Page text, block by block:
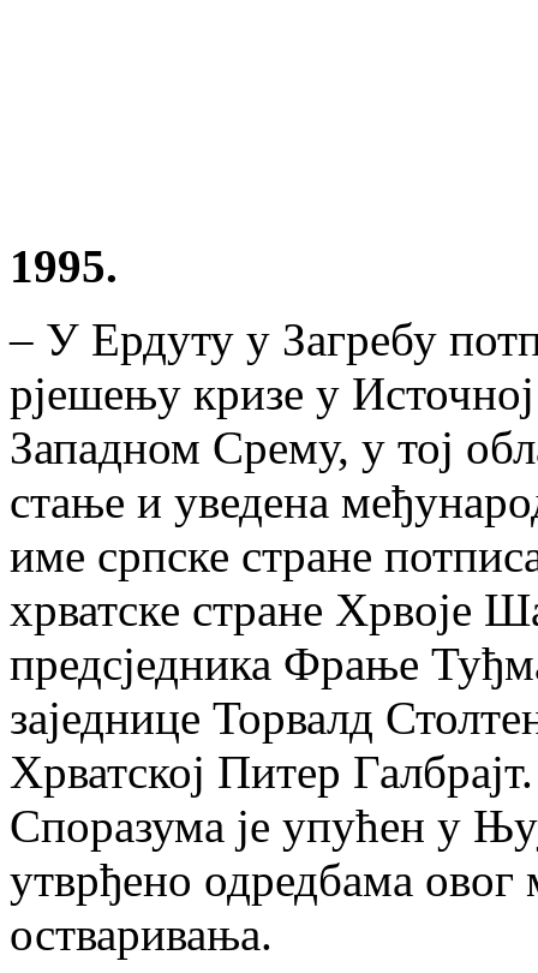
1995.
– У Ердуту у Загребу
рјешењу кризе у
Западном Срему, у тој
стање и уведена
име српске стране
хрватске стране Хрвоје
предсједника Фрање
заједнице Торвалд
Хрватској Питер
Споразума је упућен у
утврђено одредбама овог
остваривања.